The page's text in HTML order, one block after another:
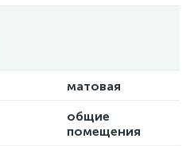
матовая
общие
помещения